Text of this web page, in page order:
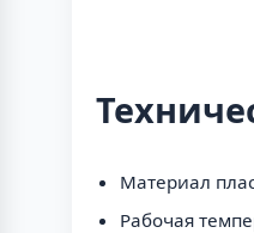
Материал
Рабочая